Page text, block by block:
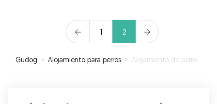
1 2
Gudog » Alojamiento para perros » Alojamiento de perros en Ferrol